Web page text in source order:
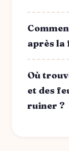
après la
Où
et des
ruiner ?